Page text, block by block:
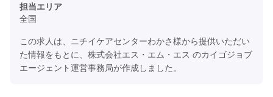
担当エリア
全国
この求人は、ニチイケアセンターわかさ様から提供いただい
た情報をもとに、株式会社エス・エム・エス のカイゴジョブ
エージェント運営事務局が作成しました。